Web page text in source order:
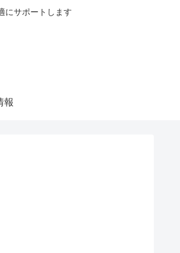
にサポートします
報